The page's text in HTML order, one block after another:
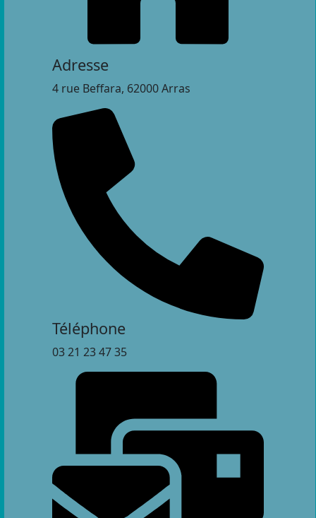
Adresse
4 rue Beffara, 62000 Arras
Téléphone
03 21 23 47 35